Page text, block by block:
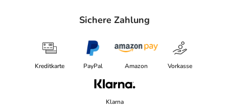
Sichere Zahlung
Kreditkarte PayPal Amazon Vorkasse
Klarna